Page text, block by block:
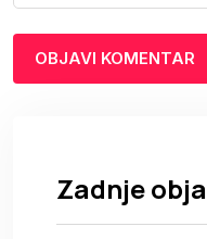
Zadnje